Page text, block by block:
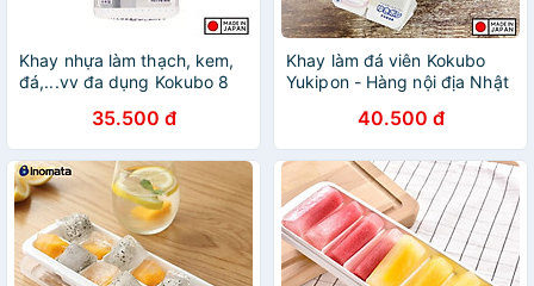
Khay nhựa làm thạch, kem,
đá,...vv đa dụng Kokubo 8
35.500 đ
Khay làm đá viên Kokubo
Yukipon - Hàng nội địa Nhật
40.500 đ